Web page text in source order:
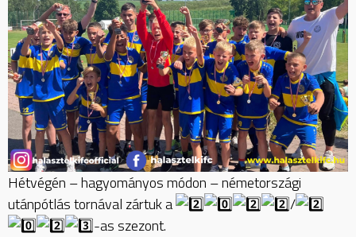
Hétvégén – hagyományos módon – németországi
utánpótlás tornával zártuk a
/
-as szezont.